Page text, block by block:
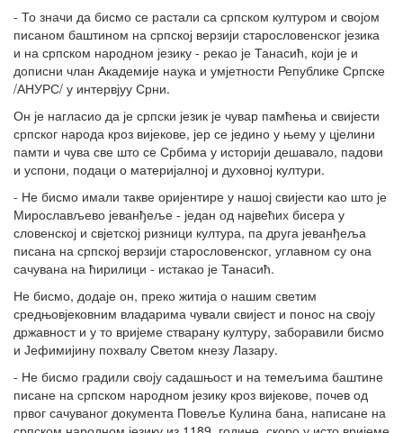
- То значи да бисмо се растали са српском културом и својом
писаном баштином на српској верзији старословенског језика
и на српском народном језику - рекао је Танасић, који је и
дописни члан Академије наука и умјетности Републике Српске
/АНУРС/ у интервјуу Срни.
Он је нагласио да је српски језик је чувар памћења и свијести
српског народа кроз вијекове, јер се једино у њему у цјелини
памти и чува све што се Србима у историји дешавало, падови
и успони, подаци о материјалној и духовној култури.
- Не бисмо имали такве оријентире у нашој свијести као што је
Мирослављево јеванђеље - један од највећих бисера у
словенској и свјетској ризници култура, па друга јеванђеља
писана на српској верзији старословенског, углавном су она
сачувана на ћирилици - истакао је Танасић.
Не бисмо, додаје он, преко житија о нашим светим
средњовјековним владарима чували свијест и понос на своју
државност и у то вријеме стварану културу, заборавили бисмо
и Јефимијину похвалу Светом кнезу Лазару.
- Не бисмо градили своју садашњост и на темељима баштине
писане на српском народном језику кроз вијекове, почев од
првог сачуваног документа Повеље Кулина бана, написане на